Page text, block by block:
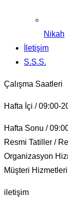
Nikah
İletişim
S.S.S.
Çalışma Saatleri
Hafta İçi / 09:00-
Hafta Sonu /
Resmi Tatiller /
Organizasyon
Müşteri
iletişim